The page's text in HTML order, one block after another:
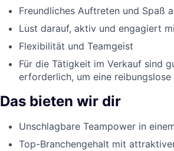
Freundliches Auftreten und Spaß
Lust darauf, aktiv und engagiert
Flexibilität und Teamgeist
Für die Tätigkeit im Verkauf sind
erforderlich, um eine
Das bieten wir dir
Unschlagbare Teampower in
Top-Branchengehalt mit